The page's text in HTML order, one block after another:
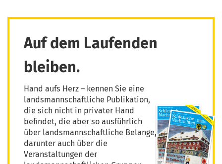
Auf dem Laufenden
bleiben.
Hand aufs Herz – kennen Sie eine
landsmannschaftliche Publikation,
die sich nicht in privater Hand
befindet, die aber so ausführlich
über landsmannschaftliche Belange,
darunter auch über die
Veranstaltungen der